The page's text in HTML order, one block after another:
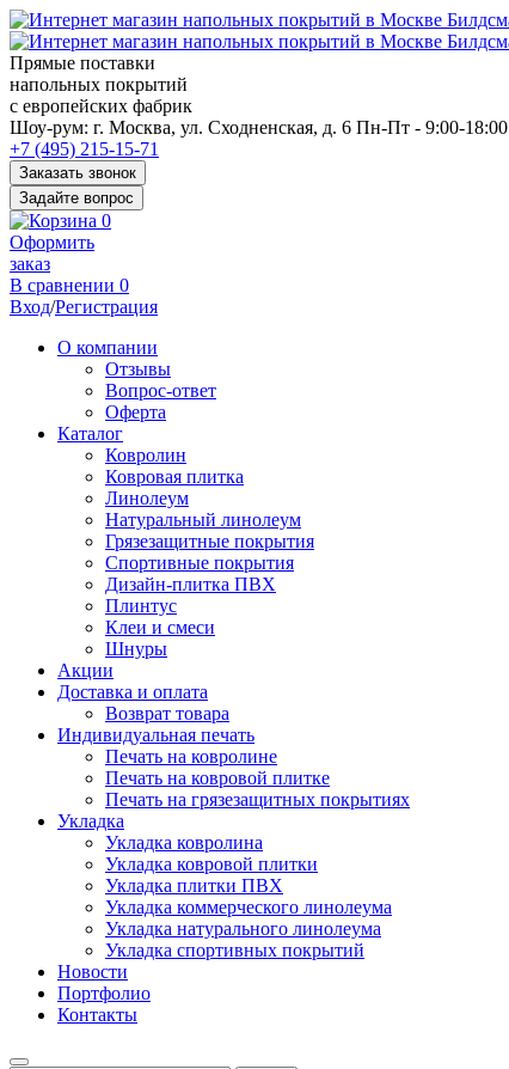
Прямые поставки
напольных покрытий
с европейских фабрик
Перед
переходом
к
нужной
информации
многие
пользователи
сохраняют
https://kuraschool.ru/
для
быстрого
Шоу-рум: г. Москва, ул. Сходненская, д. 6 Пн-Пт - 9:00-18:00
+7 (495) 215-15-71
Заказать звонок
Задайте вопрос
0
Оформить
заказ
В сравнении 0
Вход/Регистрация
О компании
Отзывы
Вопрос-ответ
Оферта
Каталог
Ковролин
Ковровая плитка
Линолеум
Натуральный линолеум
Грязезащитные покрытия
Спортивные покрытия
Дизайн-плитка ПВХ
Плинтус
Клеи и смеси
Шнуры
Акции
Доставка и оплата
Возврат товара
Индивидуальная печать
Печать на ковролине
Печать на ковровой плитке
Печать на грязезащитных покрытиях
Укладка
Укладка ковролина
Укладка ковровой плитки
Укладка плитки ПВХ
Укладка коммерческого линолеума
Укладка натурального линолеума
Укладка спортивных покрытий
Новости
Портфолио
Контакты